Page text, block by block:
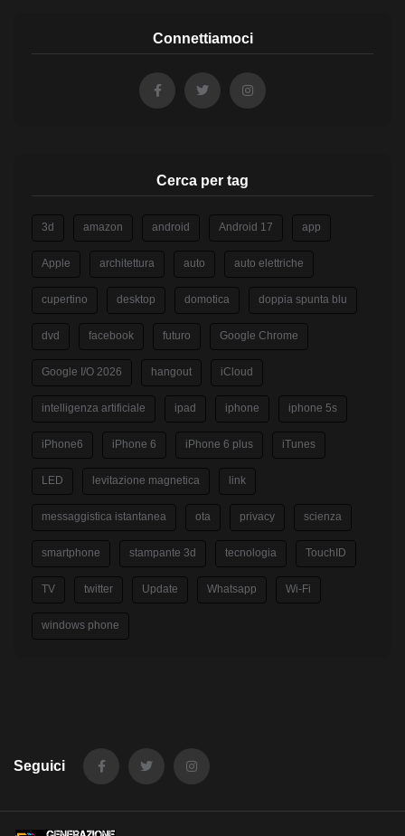
Connettiamoci
Cerca per tag
3d amazon android Android 17 app
Apple architettura auto auto elettriche
cupertino desktop domotica doppia spunta blu
dvd facebook futuro Google Chrome
Google I/O 2026 hangout iCloud
intelligenza artificiale ipad iphone iphone 5s
iPhone6 iPhone 6 iPhone 6 plus iTunes
LED levitazione magnetica link
messaggistica istantanea ota privacy scienza
smartphone stampante 3d tecnologia TouchID
TV twitter Update Whatsapp Wi-Fi
windows phone
Seguici